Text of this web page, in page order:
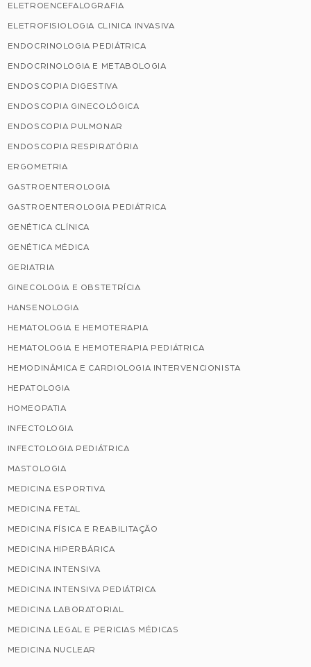
ELETROENCEFALOGRAFIA
ELETROFISIOLOGIA CLINICA INVASIVA
ENDOCRINOLOGIA PEDIÁTRICA
ENDOCRINOLOGIA E METABOLOGIA
ENDOSCOPIA DIGESTIVA
ENDOSCOPIA GINECOLÓGICA
ENDOSCOPIA PULMONAR
ENDOSCOPIA RESPIRATÓRIA
ERGOMETRIA
GASTROENTEROLOGIA
GASTROENTEROLOGIA PEDIÁTRICA
GENÉTICA CLÍNICA
GENÉTICA MÉDICA
GERIATRIA
GINECOLOGIA E OBSTETRÍCIA
HANSENOLOGIA
HEMATOLOGIA E HEMOTERAPIA
HEMATOLOGIA E HEMOTERAPIA PEDIÁTRICA
HEMODINÂMICA E CARDIOLOGIA INTERVENCIONISTA
HEPATOLOGIA
HOMEOPATIA
INFECTOLOGIA
INFECTOLOGIA PEDIÁTRICA
MASTOLOGIA
MEDICINA ESPORTIVA
MEDICINA FETAL
MEDICINA FÍSICA E REABILITAÇÃO
MEDICINA HIPERBÁRICA
MEDICINA INTENSIVA
MEDICINA INTENSIVA PEDIÁTRICA
MEDICINA LABORATORIAL
MEDICINA LEGAL E PERICIAS MÉDICAS
MEDICINA NUCLEAR